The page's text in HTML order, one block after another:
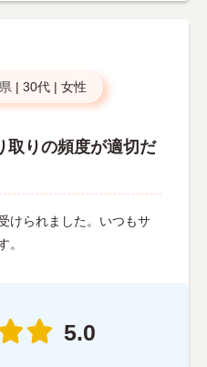
| 30代 | 女性
取りの頻度が適切だ
けられました。いつもサ
。
5.0